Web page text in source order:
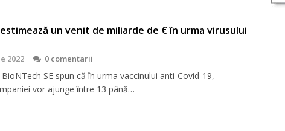
un venit de miliarde de € în urma virusului
2022 0 comentarii
SE spun că în urma vaccinului anti-Covid-19,
vor ajunge între 13 până…